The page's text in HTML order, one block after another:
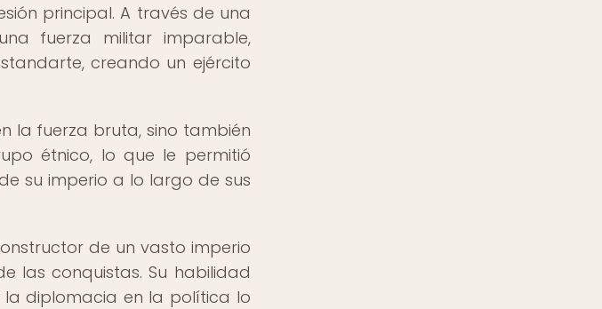
principal. A través de una
fuerza militar imparable,
creando un ejército
la fuerza bruta, sino también
étnico, lo que le permitió
su imperio a lo largo de sus
de un vasto imperio
las conquistas. Su habilidad
diplomacia en la política lo